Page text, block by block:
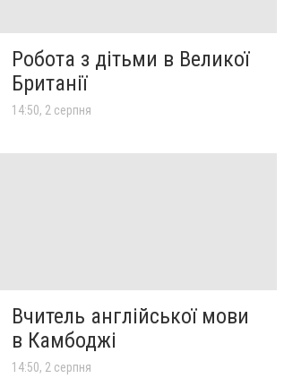
Робота з дітьми в Великої
Британії
14:50, 2 серпня
Вчитель англійської мови
в Камбоджі
14:50, 2 серпня